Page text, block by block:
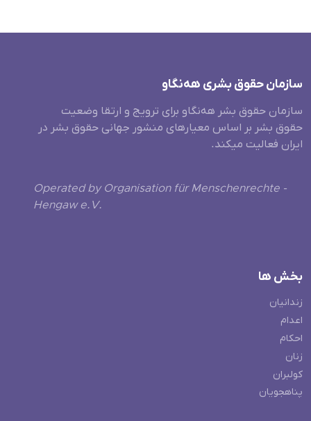
سازمان حقوق بشری هەنگاو
سازمان حقوق بشر هه‌نگاو برای ترویج و ارتقا وضعیت
حقوق بشر بر اساس معیارهای منشور جهانی حقوق بشر در
ایران فعالیت میکند.
Operated by Organisation für Menschenrechte -
Hengaw e.V.
بخش ها
زندانیان
اعدام
احکام
زنان
کولبران
پناهجویان